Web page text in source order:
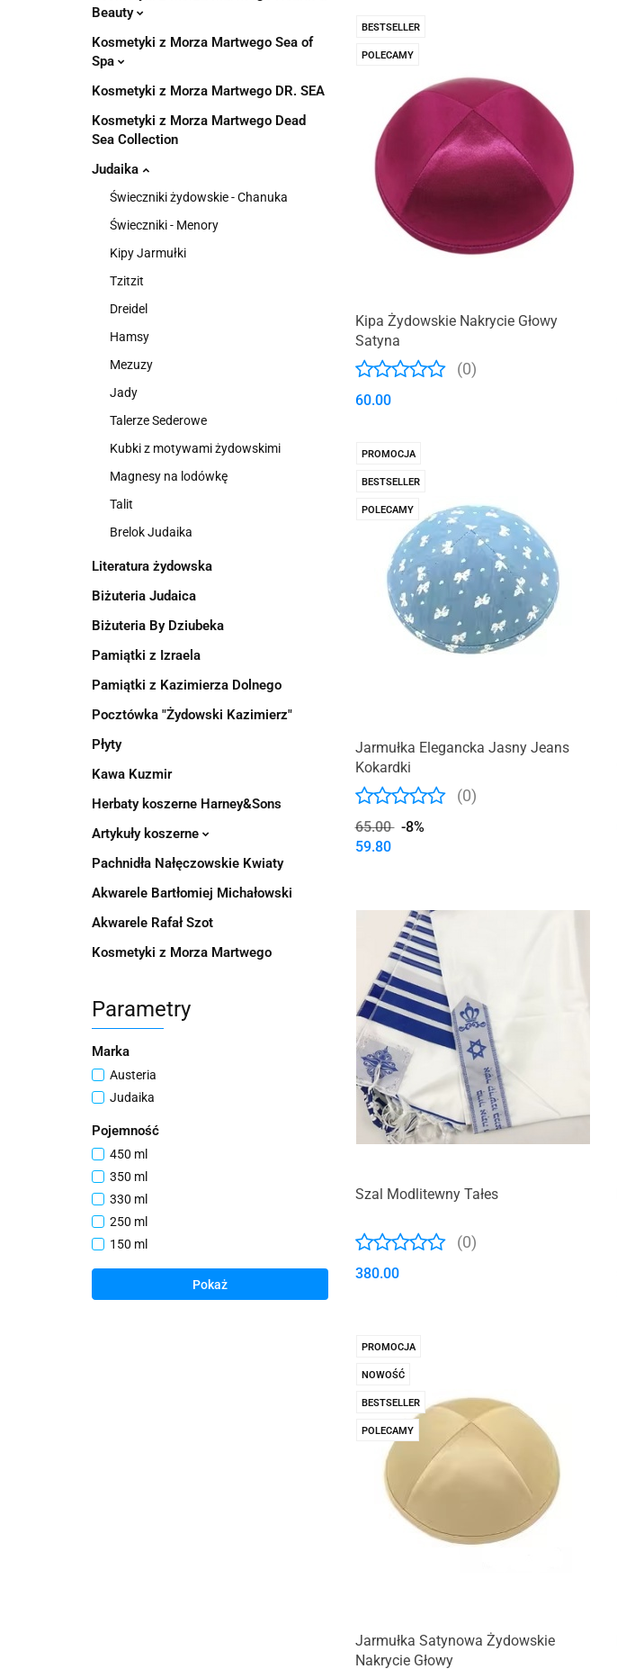
Beauty
Kosmetyki z Morza Martwego Sea of
Spa
Kosmetyki z Morza Martwego DR. SEA
Kosmetyki z Morza Martwego Dead
Sea Collection
Judaika
Świeczniki żydowskie - Chanuka
Świeczniki - Menory
Kipy Jarmułki
Tzitzit
Dreidel
Hamsy
Mezuzy
Jady
Talerze Sederowe
Kubki z motywami żydowskimi
Magnesy na lodówkę
Talit
Brelok Judaika
Literatura żydowska
Biżuteria Judaica
Biżuteria By Dziubeka
Pamiątki z Izraela
Pamiątki z Kazimierza Dolnego
Pocztówka "Żydowski Kazimierz"
Płyty
Kawa Kuzmir
Herbaty koszerne Harney&Sons
Artykuły koszerne
Pachnidła Nałęczowskie Kwiaty
Akwarele Bartłomiej Michałowski
Akwarele Rafał Szot
Kosmetyki z Morza Martwego
Parametry
Marka
Austeria
Judaika
Pojemność
450 ml
350 ml
330 ml
250 ml
150 ml
Pokaż
BESTSELLER
POLECAMY
Kipa Żydowskie Nakrycie Głowy
Satyna
(0)
60.00
PROMOCJA
BESTSELLER
POLECAMY
Jarmułka Elegancka Jasny Jeans
Kokardki
(0)
65.00
-8%
59.80
Szal Modlitewny Tałes
(0)
380.00
PROMOCJA
NOWOŚĆ
BESTSELLER
POLECAMY
Jarmułka Satynowa Żydowskie
Nakrycie Głowy